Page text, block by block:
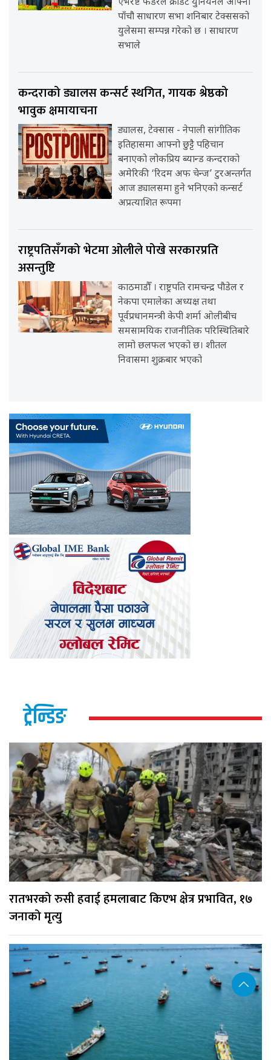
एभरेष्ट फेडरेल क्रेडिट युनियनले आफ्नो
पाँचौ साधारण सभा शनिबार टेक्ससको
युलेसमा सम्पन्न गरेको छ । साधारण
सभाले
कन्दराको ड्यालस कन्सर्ट स्थगित, गायक श्रेष्ठको
भावुक क्षमायाचना
ड्यालस, टेक्सास - नेपाली सांगीतिक
इतिहासमा आफ्नो छुट्टै पहिचान
बनाएको लोकप्रिय ब्यान्ड कन्दराको
अमेरिकी ‘रिदम अफ चेन्ज’ टुरअन्तर्गत
आज ड्यालसमा हुने भनिएको कन्सर्ट
अप्रत्याशित रूपमा
राष्ट्रपतिसँगको भेटमा ओलीले पोखे सरकारप्रति
असन्तुष्टि
काठमाडौँ । राष्ट्रपति रामचन्द्र पौडेल र
नेकपा एमालेका अध्यक्ष तथा
पूर्वप्रधानमन्त्री केपी शर्मा ओलीबीच
समसामयिक राजनीतिक परिस्थितिबारे
लामो छलफल भएको छ। शीतल
निवासमा शुक्रबार भएको
ट्रेन्डिङ
रातभरको रुसी हवाई हमलाबाट किएभ क्षेत्र प्रभावित, १७
जनाको मृत्यु